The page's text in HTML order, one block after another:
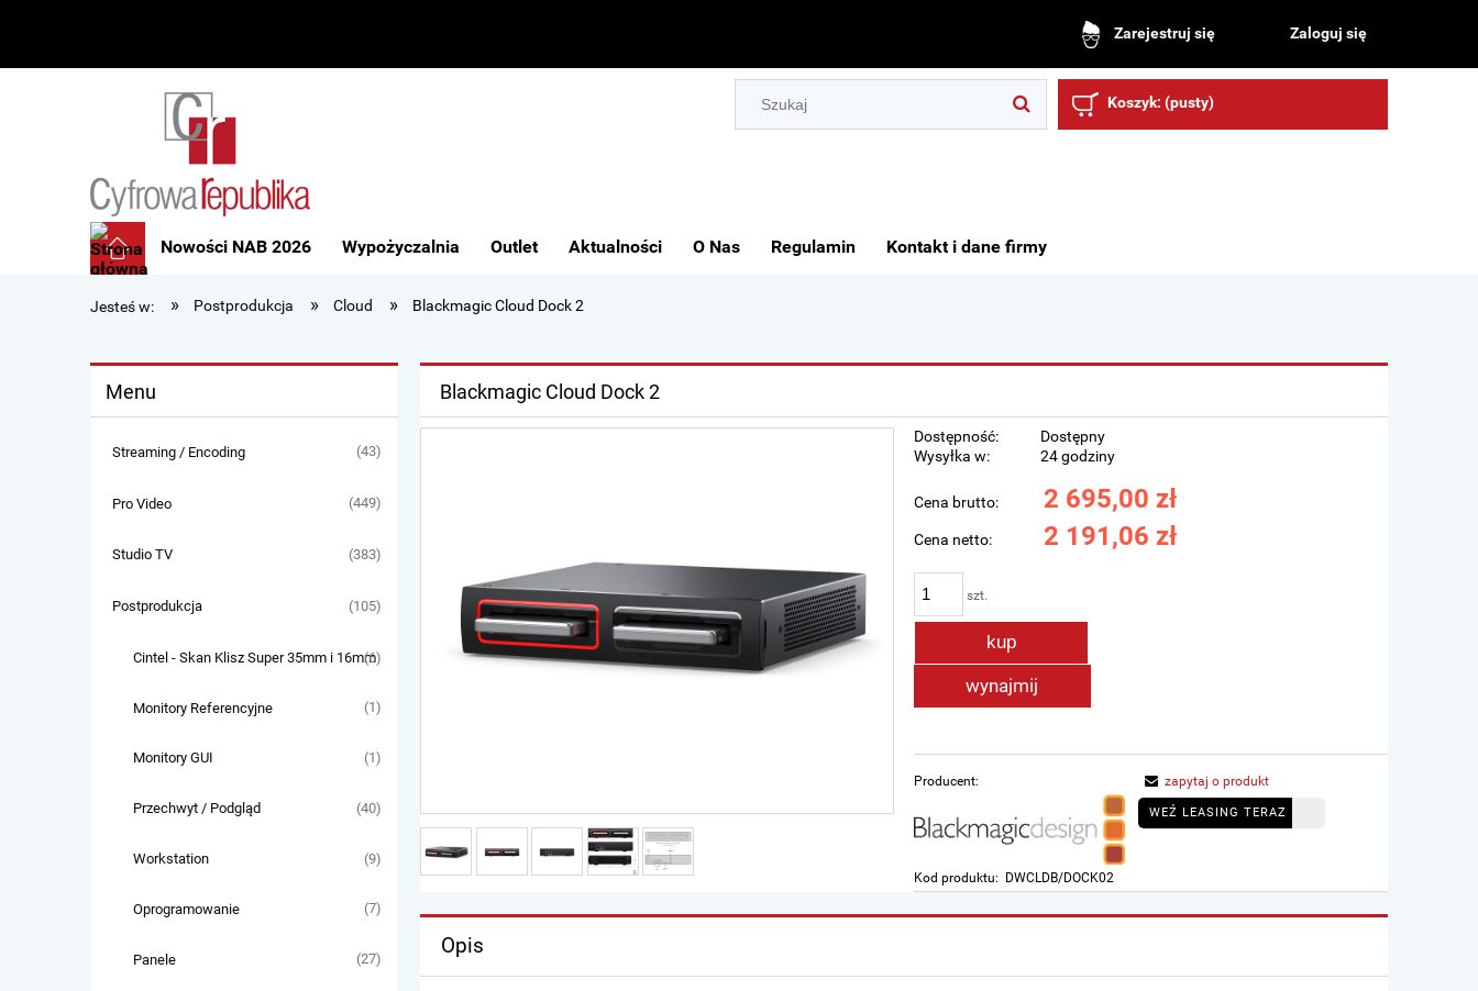
Zarejestruj się Zaloguj się
Koszyk: (pusty)
Nowości NAB 2026 Wypożyczalnia Outlet Aktualności O Nas Regulamin Kontakt i dane firmy
Jesteś w: » Postprodukcja » Cloud » Blackmagic Cloud Dock 2
Menu
Streaming / Encoding (43)
Pro Video (449)
Studio TV (383)
Postprodukcja (105)
Cintel - Skan Klisz Super 35mm i 16mm
(6)
Monitory Referencyjne (1)
Monitory GUI (1)
Przechwyt / Podgląd (40)
Workstation (9)
Oprogramowanie (7)
Panele (27)
Blackmagic Cloud Dock 2
Dostępność:
Dostępny
Wysyłka w:
24 godziny
Cena brutto: 2 695,00 zł
Cena netto: 2 191,06 zł
szt.
kup
wynajmij
Producent:
Kod produktu: DWCLDB/DOCK02
zapytaj o produkt
WEŹ LEASING TERAZ
Opis